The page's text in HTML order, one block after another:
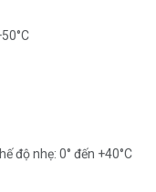
độ nhẹ: 0° đến +40°C